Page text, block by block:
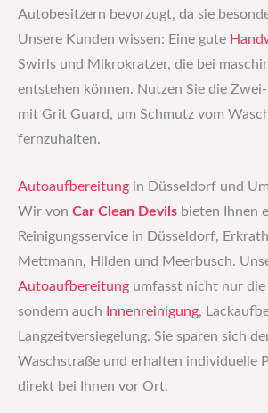
Autobesitzern bevorzugt, da sie
Unsere Kunden wissen: Eine gute
Swirls und Mikrokratzer, die bei
entstehen können. Nutzen Sie die
mit Grit Guard, um Schmutz vom
fernzuhalten.
Autoaufbereitung in Düsseldorf und
Wir von Car Clean Devils bieten Ihnen
Reinigungsservice in Düsseldorf,
Mettmann, Hilden und Meerbusch.
Autoaufbereitung umfasst nicht nur die
sondern auch
Innenreinigung,
Langzeitversiegelung. Sie sparen sich
Waschstraße und erhalten individuelle
direkt bei Ihnen vor Ort.